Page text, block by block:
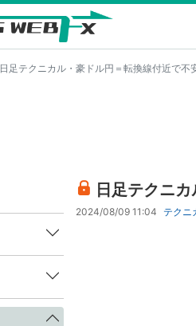
日足テクニカル・豪ドル円＝転換線付近で不
日足テクニ
2024/08/09 11:04 テクニ